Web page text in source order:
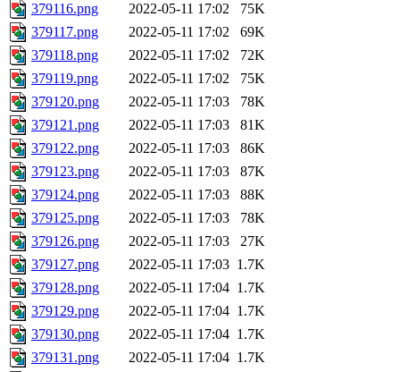
379116.png
2022-05-11 17:02
75K
379117.png
2022-05-11 17:02
69K
379118.png
2022-05-11 17:02
72K
379119.png
2022-05-11 17:02
75K
379120.png
2022-05-11 17:03
78K
379121.png
2022-05-11 17:03
81K
379122.png
2022-05-11 17:03
86K
379123.png
2022-05-11 17:03
87K
379124.png
2022-05-11 17:03
88K
379125.png
2022-05-11 17:03
78K
379126.png
2022-05-11 17:03
27K
379127.png
2022-05-11 17:03 1.7K
379128.png
2022-05-11 17:04 1.7K
379129.png
2022-05-11 17:04 1.7K
379130.png
2022-05-11 17:04 1.7K
379131.png
2022-05-11 17:04 1.7K